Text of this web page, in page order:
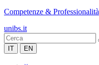
Competenze & Professionalità
unibs.it
IT EN